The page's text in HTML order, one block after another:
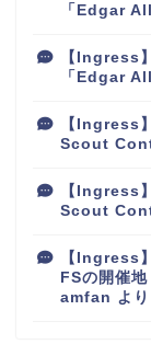
「Edgar
【Ingress
「Edgar
【Ingress
Scout
【Ingress
Scout
【Ingress
FSの開催
amfan より